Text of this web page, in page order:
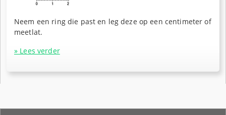
Neem een ring die past en leg deze op een centimeter of
meetlat.
» Lees verder